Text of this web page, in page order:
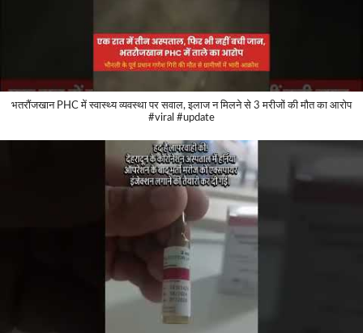
भतरौंजखान PHC में स्वास्थ्य व्यवस्था पर सवाल, इलाज न मिलने से 3 मरीजों की मौत का आरोप
#viral #update